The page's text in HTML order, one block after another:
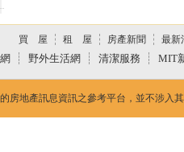
買 屋 租 屋 房產新聞 最新
野外生活網 清潔服務 MIT
房地產訊息資訊之參考平台，並不涉